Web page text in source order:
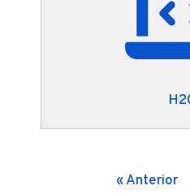
« Anterior